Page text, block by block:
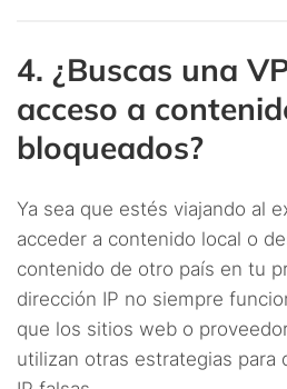
4. ¿Buscas una
acceso a
bloqueados?
Ya sea que estés viajando al
acceder a contenido local o
contenido de otro país en tu
dirección IP no siempre
que los sitios web o
utilizan otras estrategias para